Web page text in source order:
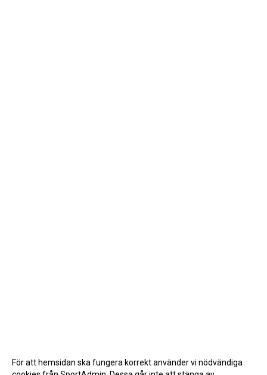
För att hemsidan ska fungera korrekt använder vi nödvändiga